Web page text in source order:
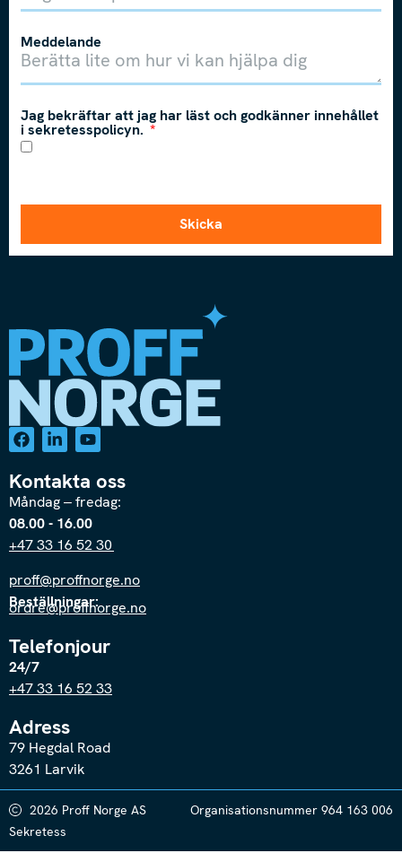
Meddelande
Jag bekräftar att jag har läst och godkänner innehållet
i sekretesspolicyn.
Skicka
Kontakta oss
Måndag – fredag:
08.00 - 16.00
+47 33 16 52 30
proff@proffnorge.no
Beställningar:
ordre@proffnorge.no
Telefonjour
24/7
+47 33 16 52 33
Adress
79 Hegdal Road
3261 Larvik
2026 Proff Norge AS
Organisationsnummer 964 163 006
Sekretess